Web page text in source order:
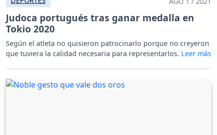
Judoca portugués tras ganar medalla en
Tokio 2020
Según el atleta no quisieron patrocinarlo porque no creyeron
que tuviera la calidad necesaria para representarlos.